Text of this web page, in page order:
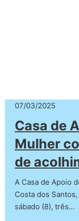
07/03/2025
Casa de
Mulher
de
A Casa de Apoio
Costa dos
sábado (8), três…